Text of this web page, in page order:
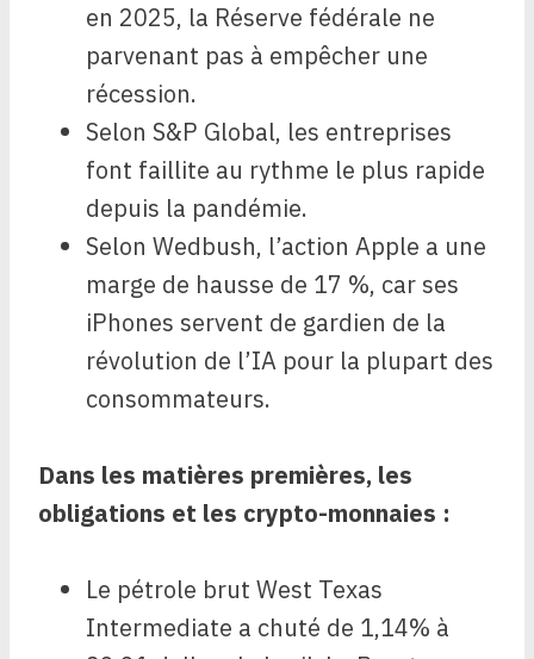
en 2025, la Réserve fédérale ne
parvenant pas à empêcher une
récession.
Selon S&P Global, les entreprises
font faillite au rythme le plus rapide
depuis la pandémie.
Selon Wedbush, l’action Apple a une
marge de hausse de 17 %, car ses
iPhones servent de gardien de la
révolution de l’IA pour la plupart des
consommateurs.
Dans les matières premières, les
obligations et les crypto-monnaies :
Le pétrole brut West Texas
Intermediate a chuté de 1,14% à